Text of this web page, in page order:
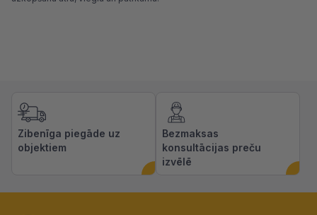
Zibenīga piegāde uz
objektiem
Bezmaksas
konsultācijas preču
izvēlē